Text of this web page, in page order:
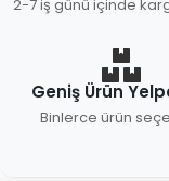
2-7 iş günü içinde
Geniş Ürün
Binlerce ürün